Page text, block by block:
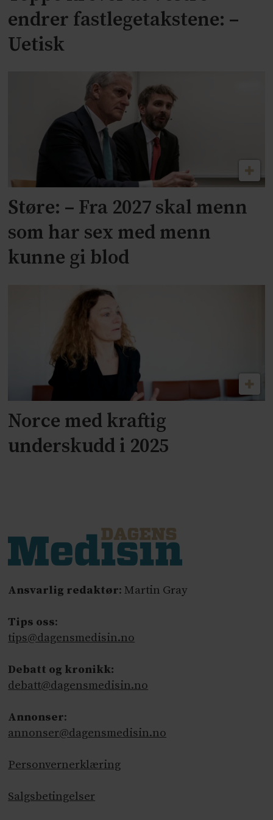
endrer fastlegetakstene: –
Uetisk
Støre: – Fra 2027 skal menn
som har sex med menn
kunne gi blod
Norce med kraftig
underskudd i 2025
Ansvarlig redaktør: Martin Gray
Tips oss:
tips@dagensmedisin.no
Debatt og kronikk:
debatt@dagensmedisin.no
Annonser:
annonser@dagensmedisin.no
Personvernerklæring
Salgsbetingelser